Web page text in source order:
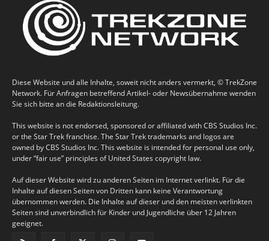
Diese Website und alle Inhalte, soweit nicht anders vermerkt, © TrekZone
Network. Für Anfragen betreffend Artikel- oder Newsübernahme wenden
Sie sich bitte an die Redaktionsleitung.
This website is not endorsed, sponsored or affiliated with CBS Studios Inc.
or the Star Trek franchise. The Star Trek trademarks and logos are
owned by CBS Studios Inc. This website is intended for personal use only,
under “fair use” principles of United States copyright law.
Auf dieser Website wird zu anderen Seiten im Internet verlinkt. Für die
Inhalte auf diesen Seiten von Dritten kann keine Verantwortung
übernommen werden. Die Inhalte auf dieser und den meisten verlinkten
Seiten sind unverbindlich für Kinder und Jugendliche über 12 Jahren
geeignet.